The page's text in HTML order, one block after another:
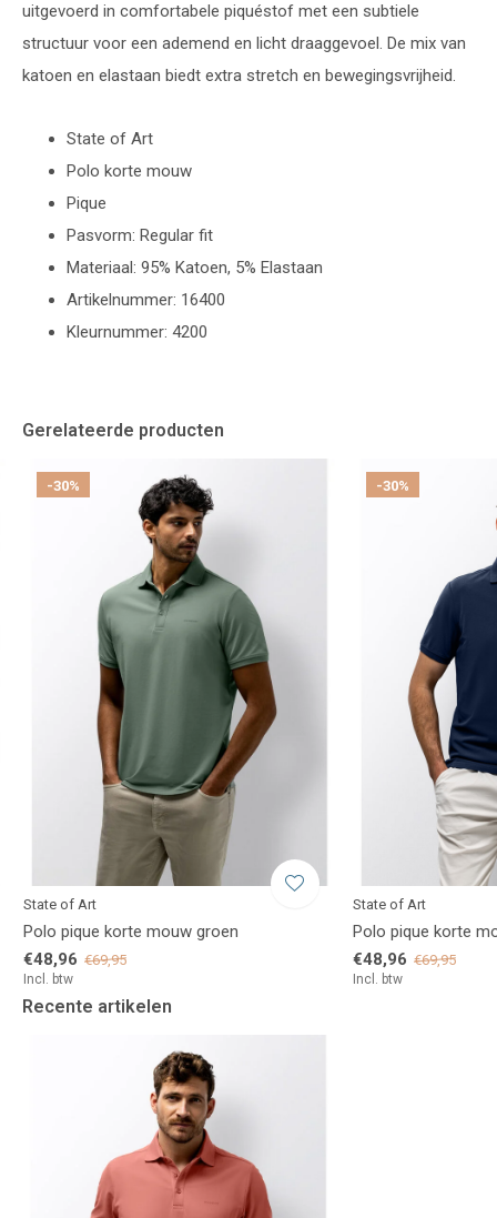
uitgevoerd in comfortabele piquéstof met een subtiele
structuur voor een ademend en licht draaggevoel. De mix van
katoen en elastaan biedt extra stretch en bewegingsvrijheid.
State of Art
Polo korte mouw
Pique
Pasvorm: Regular fit
Materiaal: 95% Katoen, 5% Elastaan
Artikelnummer: 16400
Kleurnummer: 4200
Gerelateerde producten
-30%
State of Art
Polo pique korte mouw groen
€48,96 €69,95
Incl. btw
-30%
State of Art
Polo pique korte
€48,96 €69,95
Incl. btw
Recente artikelen